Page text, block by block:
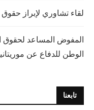
لقاء تشاوري لإبراز
المفوض المساعد لحقوق
الوطن للدفاع عن
تابعنا